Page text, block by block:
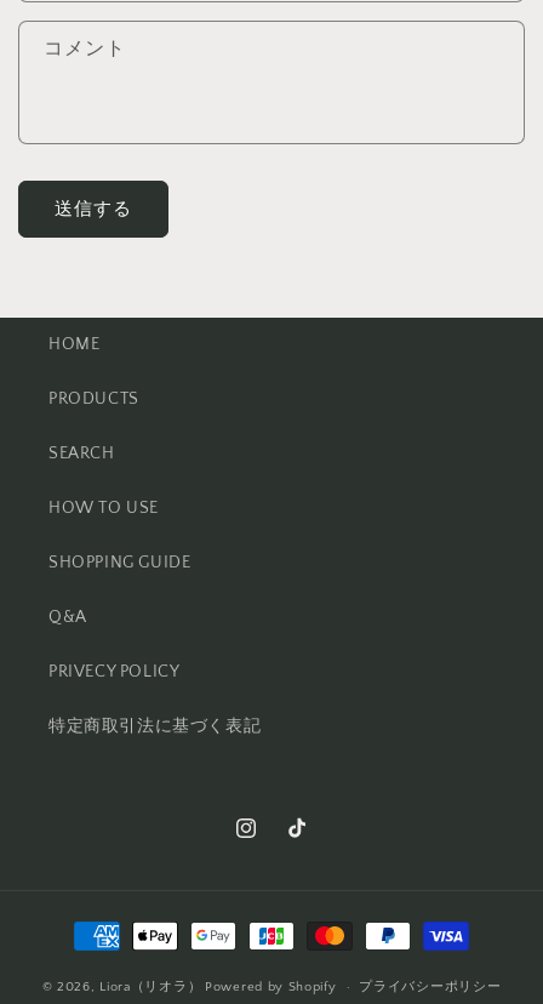
フ
コメント
送信する
HOME
PRODUCTS
SEARCH
HOW TO USE
SHOPPING GUIDE
Q&A
PRIVECY POLICY
特定商取引法に基づく表記
InstagramTikTok
決
済
方
© 2026, Liora（リオラ） Powered by Shopify プライバシーポリシー